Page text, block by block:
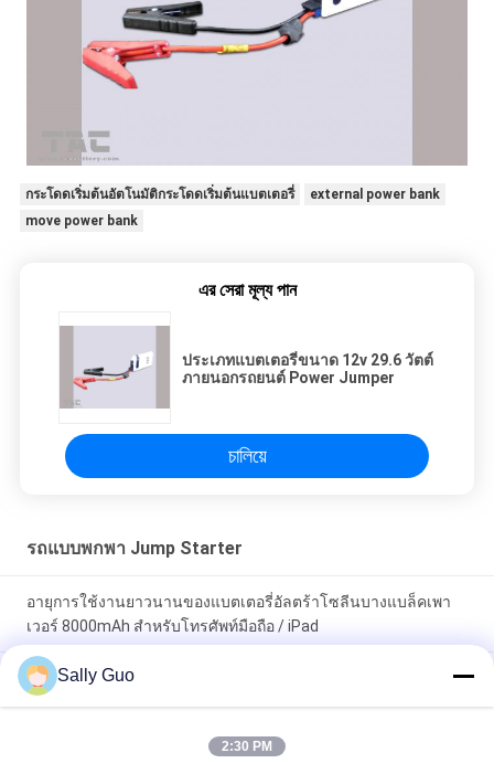
กระโดดเริ่มต้นอัตโนมัติกระโดดเริ่มต้นแบตเตอรี่
external power bank
move power bank
এর সেরা মূল্য পান
ประเภทแบตเตอรี่ขนาด 12v 29.6 วัตต์
ภายนอกรถยนต์ Power Jumper
চালিয়ে
รถแบบพกพา Jump Starter
อายุการใช้งานยาวนานของแบตเตอรี่อัลตร้าโซลีนบางแบล็คเพา
เวอร์ 8000mAh สำหรับโทรศัพท์มือถือ / iPad
ประเภทแบตเตอรี่ขนาด 12v 29.6 วัตต์ภายนอกรถยนต์ Power
Jumper
การชาร์จไฟอย่างรวดเร็ว 3600mah แบตเตอรี่ลิเธียมที่ดำเนินการ
Sally Guo
2:30 PM